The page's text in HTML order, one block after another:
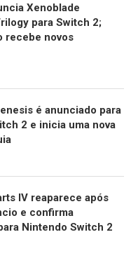
Xenoblade
para Switch 2;
recebe novos
é anunciado para
2 e inicia uma nova
IV reaparece após
e confirma
Nintendo Switch 2